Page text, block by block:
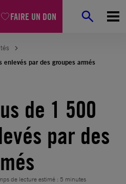
FAIRE UN DON
par des groupes armés
de 1 500
par des
de lecture estimé : 5 minutes